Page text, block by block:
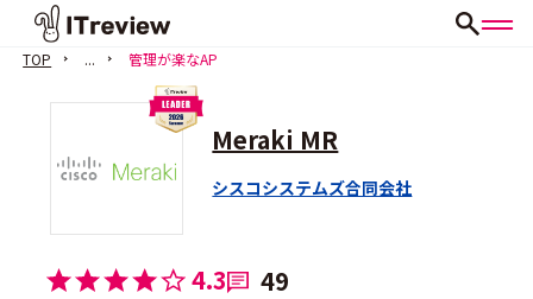
TOP ... 管理が楽なAP
Meraki MR
シスコシステムズ合同会社
4.3 49